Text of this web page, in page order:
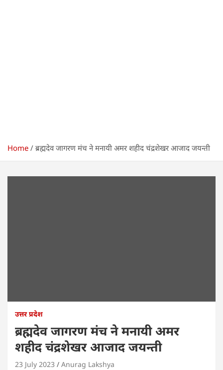
Home ब्रह्मदेव जागरण मंच ने मनायी अमर शहीद चंद्रशेखर आजाद जयन्ती
उत्तर प्रदेश
ब्रह्मदेव जागरण मंच ने मनायी अमर
शहीद चंद्रशेखर आजाद जयन्ती
23 July 2023 Anurag Lakshya